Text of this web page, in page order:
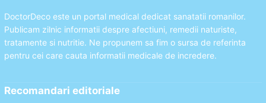
DoctorDeco este un portal medical dedicat sanatatii romanilor.
Publicam zilnic informatii despre afectiuni, remedii naturiste,
tratamente si nutritie. Ne propunem sa fim o sursa de referinta
pentru cei care cauta informatii medicale de incredere.
Recomandari editoriale